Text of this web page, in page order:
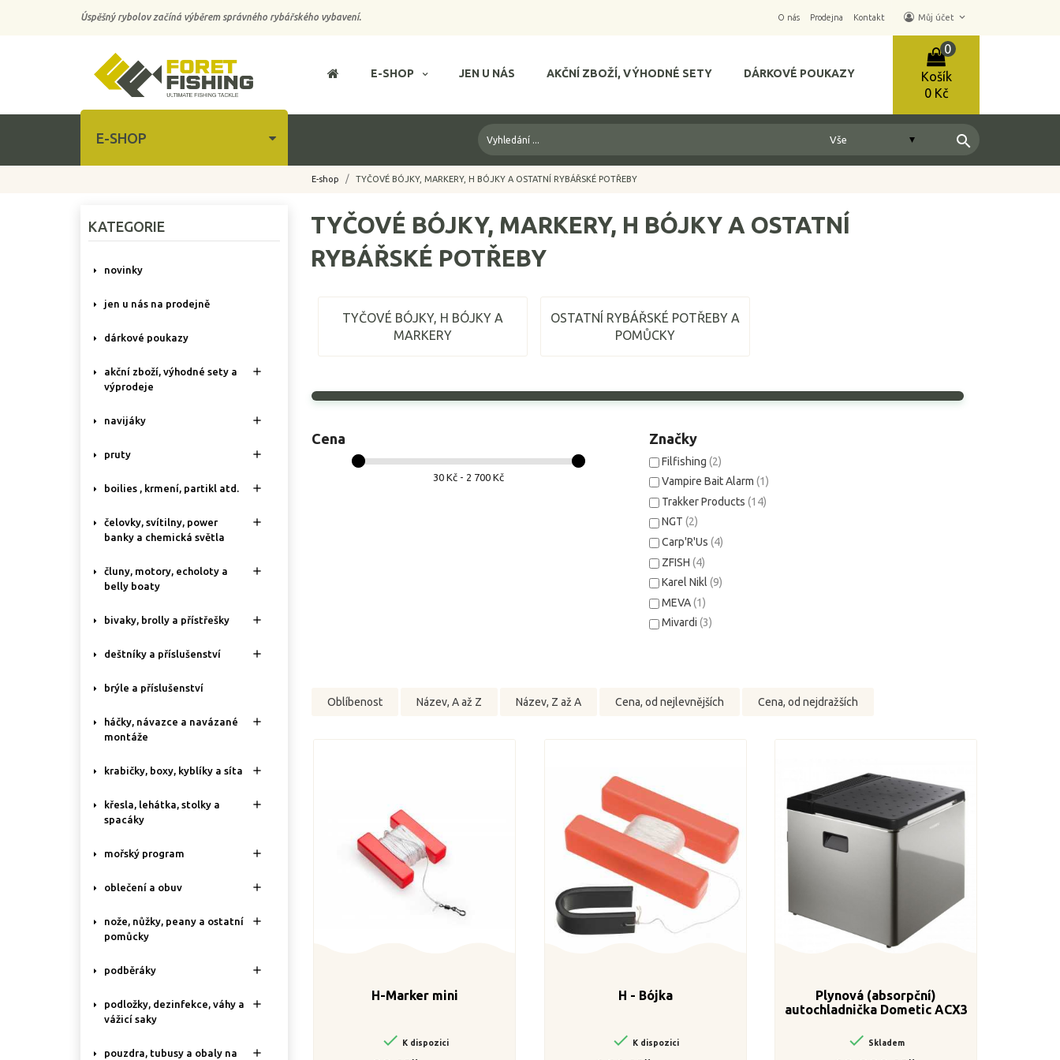
Úspěšný rybolov začíná výběrem správného rybářského vybavení. O nás Prodejna Kontakt Můj účet keyboard_arrow_down
Košík
0
0 Kč
E-SHOP JEN U NÁS AKČNÍ ZBOŽÍ, VÝHODNÉ SETY DÁRKOVÉ POUKAZY
E-SHOP search
E-shop TYČOVÉ BÓJKY, MARKERY, H BÓJKY A OSTATNÍ RYBÁŘSKÉ POTŘEBY
KATEGORIE
novinky
jen u nás na prodejně
dárkové poukazy
akční zboží, výhodné sety a
výprodeje

navijáky 
pruty 
boilies , krmení, partikl atd. 
čelovky, svítilny, power
banky a chemická světla

čluny, motory, echoloty a
belly boaty

bivaky, brolly a přístřešky 
deštníky a příslušenství 
brýle a příslušenství
háčky, návazce a navázané
montáže

krabičky, boxy, kyblíky a síta 
křesla, lehátka, stolky a
spacáky

mořský program 
oblečení a obuv 
nože, nůžky, peany a ostatní
pomůcky

podběráky 
podložky, dezinfekce, váhy a
vážicí saky

pouzdra, tubusy a obaly na

TYČOVÉ BÓJKY, MARKERY, H BÓJKY A OSTATNÍ
RYBÁŘSKÉ POTŘEBY
TYČOVÉ BÓJKY, H BÓJKY A
MARKERY
OSTATNÍ RYBÁŘSKÉ POTŘEBY A
POMŮCKY
Cena
30 Kč - 2 700 Kč
Značky
Filfishing(2)
Vampire Bait Alarm(1)
Trakker Products(14)
NGT(2)
Carp'R'Us(4)
ZFISH(4)
Karel Nikl(9)
MEVA(1)
Mivardi(3)
Oblíbenost Název, A až Z Název, Z až A Cena, od nejlevnějších Cena, od nejdražších
H-Marker mini
 K dispozici
H - Bójka
 K dispozici
Plynová (absorpční)
autochladnička Dometic ACX3
příslušenství
 Skladem